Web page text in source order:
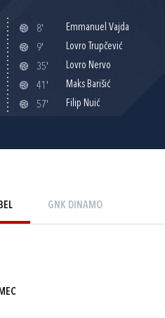
8'
Emmanuel Vajda
9'
Lovro Trupčević
35'
Lovro Nervo
41'
Maks Barišić
57'
Filip Nuić
GNK DINAMO